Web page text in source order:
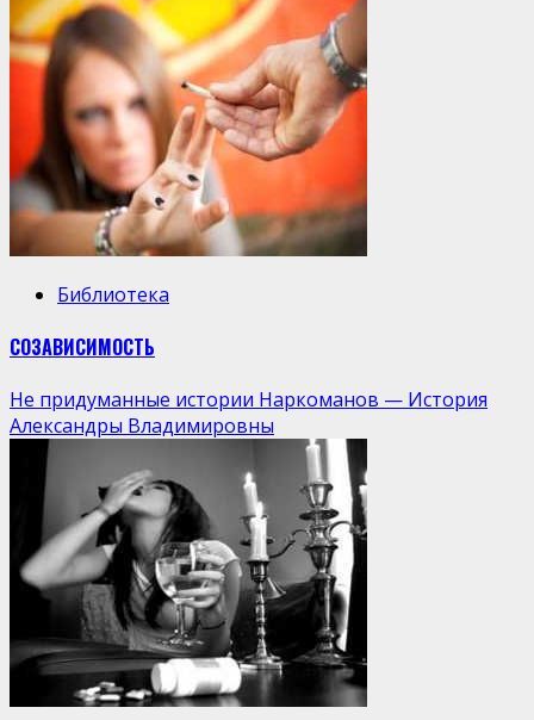
Библиотека
СОЗАВИСИМОСТЬ
Не придуманные истории Наркоманов — История
Александры Владимировны